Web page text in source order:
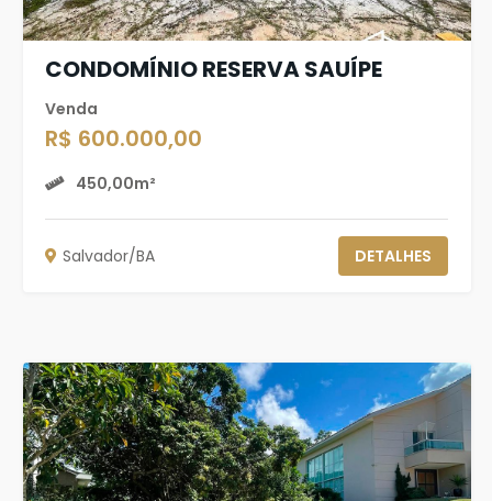
CONDOMÍNIO RESERVA SAUÍPE
Venda
R$ 600.000,00
450,00m²
Salvador/BA DETALHES